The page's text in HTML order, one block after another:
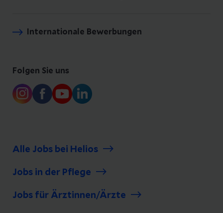
Internationale Bewerbungen
Folgen Sie uns
Alle Jobs bei Helios
Jobs in der Pflege
Jobs für Ärztinnen/Ärzte